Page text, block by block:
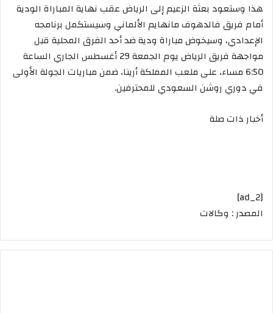
هذا وستعود بعثة الزعيم إلى الرياض عقب نهاية المباراة الودية
أمام فريق فالدهوف مانهايم الألماني وسيستكمل برنامجه
الإعدادي، وسيخوض مباراة ودية ضد أحد الفرق المحلية قبل
مواجهة فريق الرياض يوم الجمعة 29 أغسطس الجاري الساعة
6:50 مساء، على ملعب المملكة أرينا، ضمن مباريات الجولة الأولى
في دوري روشن السعودي للمحترفين.
أخبار ذات صلة
[ad_2]
المصدر : وكالات